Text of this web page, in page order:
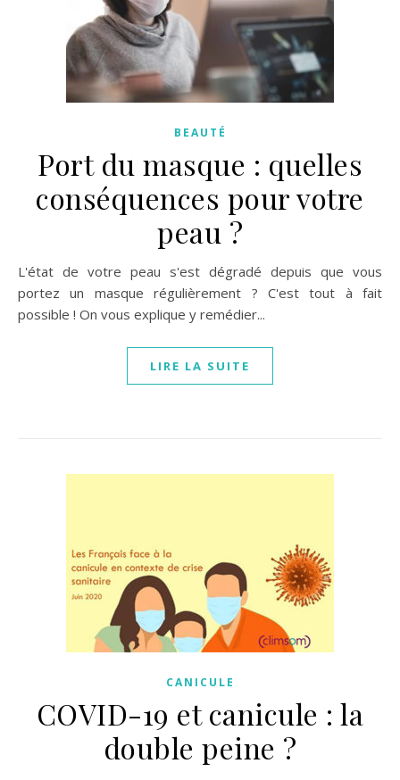
BEAUTÉ
Port du masque : quelles
conséquences pour votre
peau ?
L'état de votre peau s'est dégradé depuis que vous
portez un masque régulièrement ? C'est tout à fait
possible ! On vous explique y remédier...
LIRE LA SUITE
CANICULE
COVID-19 et canicule : la
double peine ?